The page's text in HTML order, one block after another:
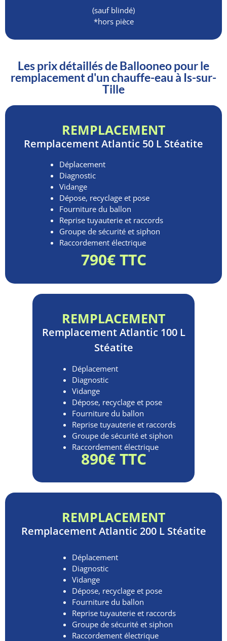
(sauf blindé)
*hors pièce
Les prix détaillés de Ballooneo pour le
remplacement d'un chauffe-eau à Is-sur-
Tille
REMPLACEMENT
RemplacementAtlantic 50 L Stéatite
Déplacement
Diagnostic
Vidange
Dépose, recyclage et pose
Fourniture du ballon
Reprise tuyauterie et raccords
Groupe de sécurité et siphon
Raccordement électrique
790€ TTC
REMPLACEMENT
RemplacementAtlantic 100 L
Stéatite
Déplacement
Diagnostic
Vidange
Dépose, recyclage et pose
Fourniture du ballon
Reprise tuyauterie et raccords
Groupe de sécurité et siphon
Raccordement électrique
890€ TTC
REMPLACEMENT
RemplacementAtlantic 200 L Stéatite
Déplacement
Diagnostic
Vidange
Dépose, recyclage et pose
Fourniture du ballon
Reprise tuyauterie et raccords
Groupe de sécurité et siphon
Raccordement électrique